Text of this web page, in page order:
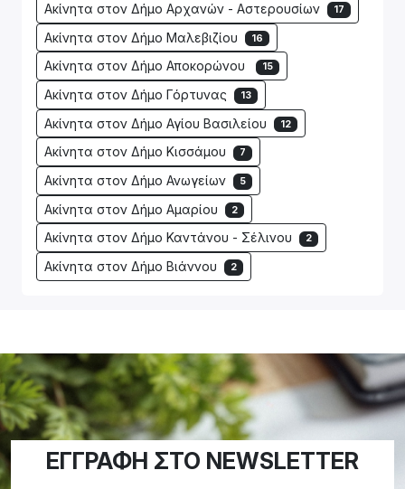
Ακίνητα στον Δήμο Αρχανών - Αστερουσίων 17
Ακίνητα στον Δήμο Μαλεβιζίου 16
Ακίνητα στον Δήμο Αποκορώνου 15
Ακίνητα στον Δήμο Γόρτυνας 13
Ακίνητα στον Δήμο Αγίου Βασιλείου 12
Ακίνητα στον Δήμο Κισσάμου 7
Ακίνητα στον Δήμο Ανωγείων 5
Ακίνητα στον Δήμο Αμαρίου 2
Ακίνητα στον Δήμο Καντάνου - Σέλινου 2
Ακίνητα στον Δήμο Βιάννου 2
ΕΓΓΡΑΦΗ ΣΤΟ NEWSLETTER